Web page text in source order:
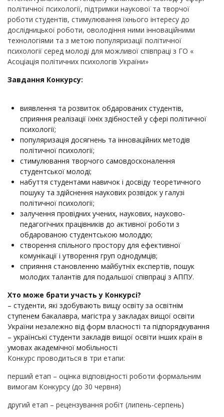
політичної психології, підтримки наукової та творчої
роботи студентів, стимулювання їхнього інтересу до
дослідницької роботи, оволодіння ними інноваційними
технологіями та з метою популяризації політичної
психології серед молоді для можливої співпраці з ГО «
Асоціація політичних психологів України»
Завдання Конкурсу:
виявлення та розвиток обдарованих студентів,
сприяння реалізації їхніх здібностей у сфері політичної
психології;
популяризація досягнень та інноваційних методів
політичної психології;
стимулювання творчого самовдосконалення
студентської молоді;
набуття студентами навичок і досвіду теоретичного
пошуку та здійснення наукових розвідок у галузі
політичної психології;
залучення провідних учених, наукових, науково-
педагогічних працівників до активної роботи з
обдарованою студентською молоддю;
створення спільного простору для ефективної
комунікації і утворення груп однодумців;
сприяння становленню майбутніх експертів, пошук
молодих талантів для подальшої співпраці з АППУ.
Хто може брати участь у Конкурсі?
– студенти, які здобувають вищу освіту за освітнім
ступенем бакалавра, магістра у закладах вищої освіти
України незалежно від форм власності та підпорядкування
– українські студенти закладів вищої освіти інших країн в
умовах академічної мобільності
Конкурс проводиться в три етапи:
перший етап – оцінка відповідності роботи формальним
вимогам Конкурсу (до 30 червня)
другий етап – рецензування робіт (липень-серпень)